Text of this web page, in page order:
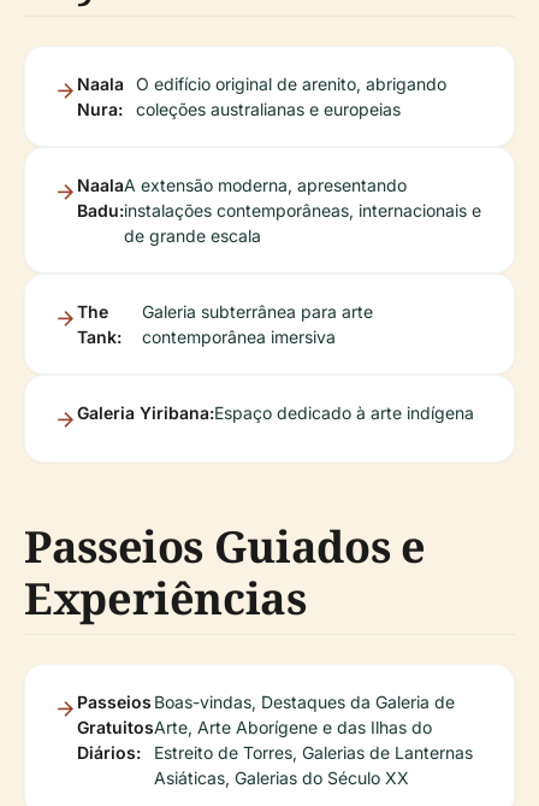
Naala
Nura:
O edifício original de arenito, abrigando
coleções australianas e europeias
Naala
Badu:
A extensão moderna, apresentando
instalações contemporâneas, internacionais e
de grande escala
The
Tank:
Galeria subterrânea para arte
contemporânea imersiva
Galeria Yiribana:Espaço dedicado à arte indígena
Passeios Guiados e
Experiências
Passeios
Gratuitos
Diários:
Boas-vindas, Destaques da Galeria de
Arte, Arte Aborígene e das Ilhas do
Estreito de Torres, Galerias de Lanternas
Asiáticas, Galerias do Século XX